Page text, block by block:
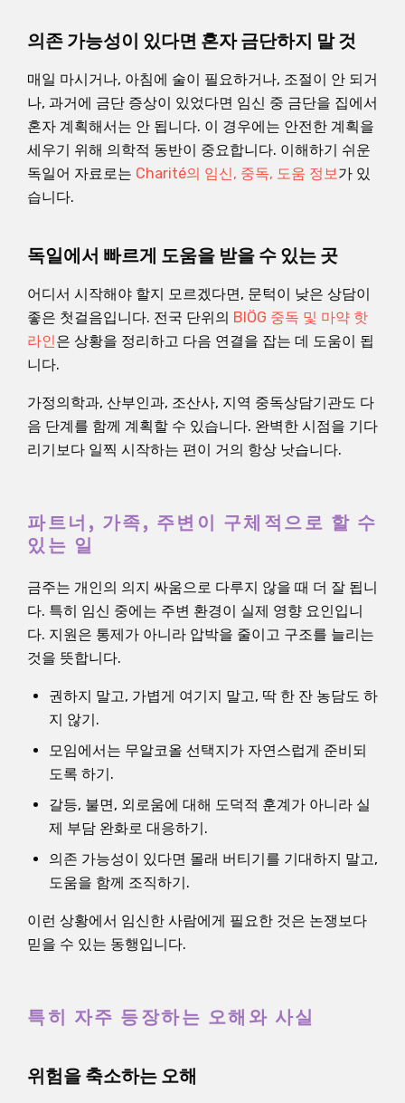
의존 가능성이 있다면 혼자 금단하지 말 것
매일 마시거나, 아침에 술이 필요하거나, 조절이 안 되거
나, 과거에 금단 증상이 있었다면 임신 중 금단을 집에서
혼자 계획해서는 안 됩니다. 이 경우에는 안전한 계획을
세우기 위해 의학적 동반이 중요합니다. 이해하기 쉬운
독일어 자료로는 Charité의 임신, 중독, 도움 정보 가 있
습니다.
독일에서 빠르게 도움을 받을 수 있는 곳
어디서 시작해야 할지 모르겠다면, 문턱이 낮은 상담이
좋은 첫걸음입니다. 전국 단위의 BIÖG 중독 및 마약 핫
라인은 상황을 정리하고 다음 연결을 잡는 데 도움이 됩
니다.
가정의학과, 산부인과, 조산사, 지역 중독상담기관도 다
음 단계를 함께 계획할 수 있습니다. 완벽한 시점을 기다
리기보다 일찍 시작하는 편이 거의 항상 낫습니다.
파트너, 가족, 주변이 구체적으로 할 수
있는 일
금주는 개인의 의지 싸움으로 다루지 않을 때 더 잘 됩니
다. 특히 임신 중에는 주변 환경이 실제 영향 요인입니
다. 지원은 통제가 아니라 압박을 줄이고 구조를 늘리는
것을 뜻합니다.
권하지 말고, 가볍게 여기지 말고, 딱 한 잔 농담도 하
지 않기.
모임에서는 무알코올 선택지가 자연스럽게 준비되
도록 하기.
갈등, 불면, 외로움에 대해 도덕적 훈계가 아니라 실
제 부담 완화로 대응하기.
의존 가능성이 있다면 몰래 버티기를 기대하지 말고,
도움을 함께 조직하기.
이런 상황에서 임신한 사람에게 필요한 것은 논쟁보다
믿을 수 있는 동행입니다.
특히 자주 등장하는 오해와 사실
위험을 축소하는 오해